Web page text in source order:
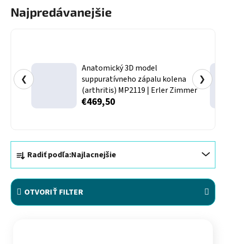
Najpredávanejšie
Anatomický 3D model
suppuratívneho zápalu kolena
(arthritis) MP2119 | Erler Zimmer
€469,50
❮ ❯
Radenie produktov
Radiť podľa:Najlacnejšie
OTVORIŤ FILTER